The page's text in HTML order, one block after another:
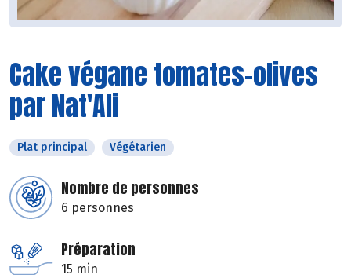
Cake végane tomates-olives
par Nat'Ali
Plat principal Végétarien
Nombre de personnes
6 personnes
Préparation
15 min